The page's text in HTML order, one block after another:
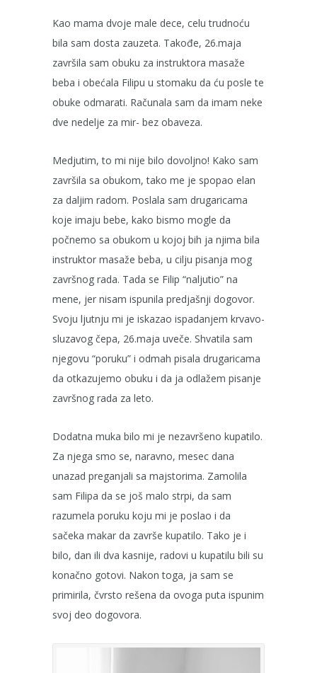
Kao mama dvoje male dece, celu trudnoću
bila sam dosta zauzeta. Takođe, 26.maja
završila sam obuku za instruktora masaže
beba i obećala Filipu u stomaku da ću posle te
obuke odmarati. Računala sam da imam neke
dve nedelje za mir- bez obaveza.
Medjutim, to mi nije bilo dovoljno! Kako sam
završila sa obukom, tako me je spopao elan
za daljim radom. Poslala sam drugaricama
koje imaju bebe, kako bismo mogle da
počnemo sa obukom u kojoj bih ja njima bila
instruktor masaže beba, u cilju pisanja mog
završnog rada. Tada se Filip “naljutio” na
mene, jer nisam ispunila predjašnji dogovor.
Svoju ljutnju mi je iskazao ispadanjem krvavo-
sluzavog čepa, 26.maja uveče. Shvatila sam
njegovu “poruku” i odmah pisala drugaricama
da otkazujemo obuku i da ja odlažem pisanje
završnog rada za leto.
Dodatna muka bilo mi je nezavršeno kupatilo.
Za njega smo se, naravno, mesec dana
unazad preganjali sa majstorima. Zamolila
sam Filipa da se još malo strpi, da sam
razumela poruku koju mi je poslao i da
sačeka makar da završe kupatilo. Tako je i
bilo, dan ili dva kasnije, radovi u kupatilu bili su
konačno gotovi. Nakon toga, ja sam se
primirila, čvrsto rešena da ovoga puta ispunim
svoj deo dogovora.